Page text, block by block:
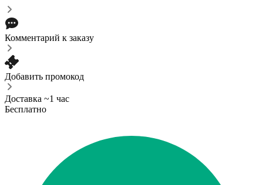
Комментарий к заказу
Добавить промокод
Доставка ~1 час
Бесплатно